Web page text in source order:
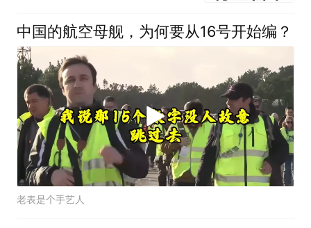
中国的航空母舰，为何要从16号开始编？
老表是个手艺人